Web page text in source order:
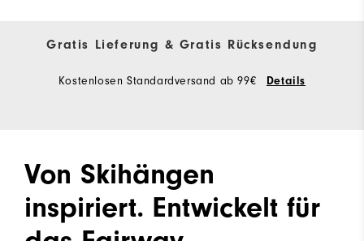
Gratis Lieferung & Gratis Rücksendung
Kostenlosen Standardversand ab 99€ Details
Von Skihängen
inspiriert. Entwickelt für